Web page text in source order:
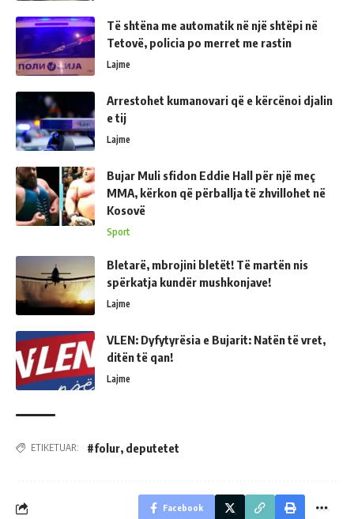
Të shtëna me automatik në një shtëpi në
Tetovë, policia po merret me rastin
Lajme
Arrestohet kumanovari që e kërcënoi djalin
e tij
Lajme
Bujar Muli sfidon Eddie Hall për një meç
MMA, kërkon që përballja të zhvillohet në
Kosovë
Sport
Bletarë, mbrojini bletët! Të martën nis
spërkatja kundër mushkonjave!
Lajme
VLEN: Dyfytyrësia e Bujarit: Natën të vret,
ditën të qan!
Lajme
ETIKETUAR: #folur, deputetet
Facebook